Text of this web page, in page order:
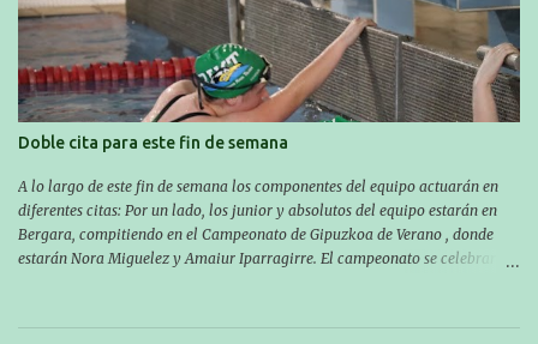
piscina a las 14:30 el sabado y a las 8:30 el domingo (polideportivo
Aritzbatalde). SERIES
Doble cita para este fin de semana
A lo largo de este fin de semana los componentes del equipo actuarán en
diferentes citas: Por un lado, los junior y absolutos del equipo estarán en
Bergara, compitiendo en el Campeonato de Gipuzkoa de Verano , donde
estarán Nora Miguelez y Amaiur Iparragirre. El campeonato se celebrará
sábado por la tarde a las 16:30. Por otro lado, otro grupo pequeño actuará